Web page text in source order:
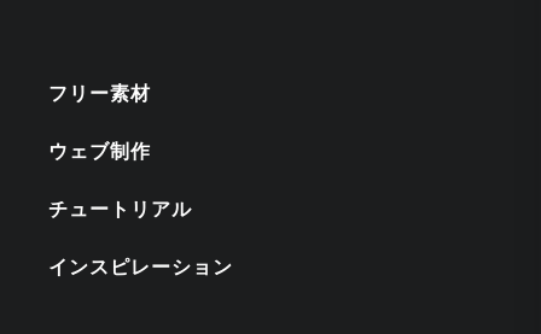
フリー素材
ウェブ制作
チュートリアル
インスピレーション